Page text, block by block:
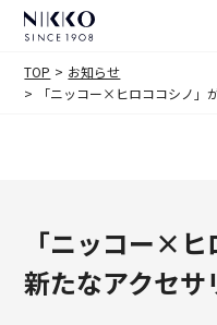
TOP
お知らせ
「ニッコー×ヒロココシノ」
「ニッコー×
新たなアクセサ